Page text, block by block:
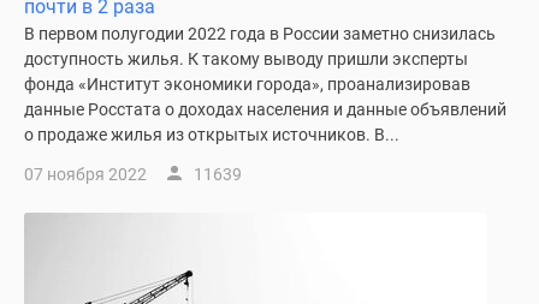
почти в 2 раза
В первом полугодии 2022 года в России заметно снизилась
доступность жилья. К такому выводу пришли эксперты
фонда «Институт экономики города», проанализировав
данные Росстата о доходах населения и данные объявлений
о продаже жилья из открытых источников. В...
07 ноября 2022 11639